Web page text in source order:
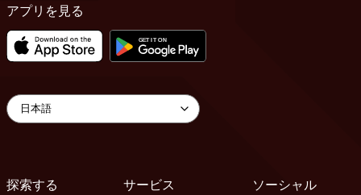
アプリを見る
探索する
サービス
ソーシャル